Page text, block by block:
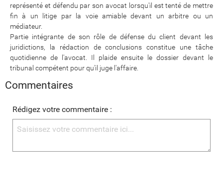
représenté et défendu par son avocat lorsqu'il est tenté de mettre
fin à un litige par la voie amiable devant un arbitre ou un
médiateur.
Partie intégrante de son rôle de défense du client devant les
juridictions, la rédaction de conclusions constitue une tâche
quotidienne de l'avocat. Il plaide ensuite le dossier devant le
tribunal compétent pour qu'il juge l'affaire.
Commentaires
Rédigez votre commentaire :